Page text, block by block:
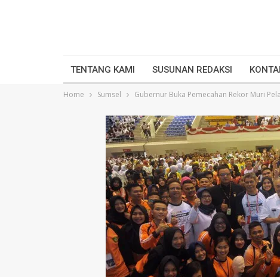
TENTANG KAMI SUSUNAN REDAKSI
Home Sumsel Gubernur Buka Pemecahan Rekor Muri